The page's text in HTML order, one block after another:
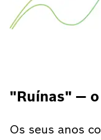
"Ruínas" —
Os seus anos